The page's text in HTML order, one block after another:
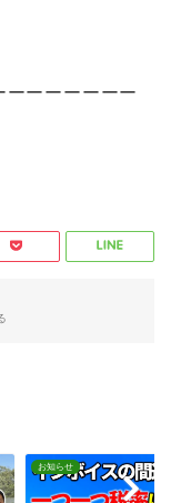
ーーーーーーー
お知らせ